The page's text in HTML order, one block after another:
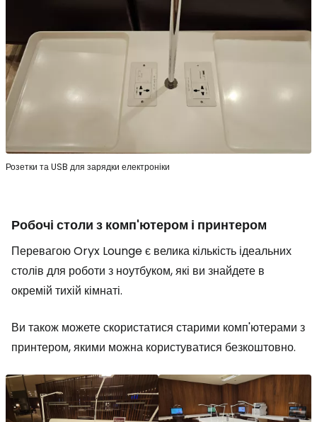
Розетки та USB для зарядки електроніки
Робочі столи з комп'ютером і принтером
Перевагою Oryx Lounge є велика кількість ідеальних
столів для роботи з ноутбуком, які ви знайдете в
окремій тихій кімнаті.
Ви також можете скористатися старими комп'ютерами з
принтером, якими можна користуватися безкоштовно.